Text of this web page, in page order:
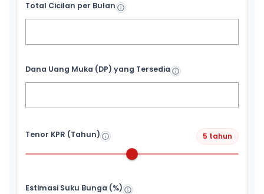
Total Cicilan per Bulan
Dana Uang Muka (DP) yang Tersedia
Tenor KPR (Tahun) 5 tahun
Estimasi Suku Bunga (%)